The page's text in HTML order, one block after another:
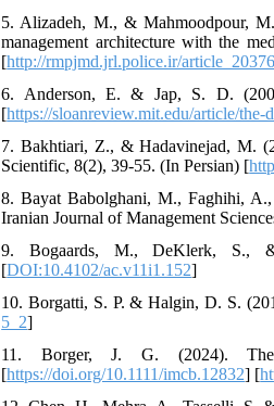
5. Alizadeh, M., & Mahmoodpour,
management architecture with the
[http://rmpjmd.jrl.police.ir/
6. Anderson, E. & Jap, S. D.
[https://sloanreview.mit.edu/article/the-
7. Bakhtiari, Z., & Hadavinejad, M.
Scientific, 8(2), 39-55. (In Persian) [
8. Bayat Babolghani, M., Faghihi,
Iranian Journal of Management
9. Bogaards, M., DeKlerk, S., &
[DOI:10.4102/ac.v11i1.152]
10. Borgatti, S. P. & Halgin, D. S.
5_2]
11. Borger, J. G. (2024). The
[https://doi.org/10.1111/imcb.12832] [